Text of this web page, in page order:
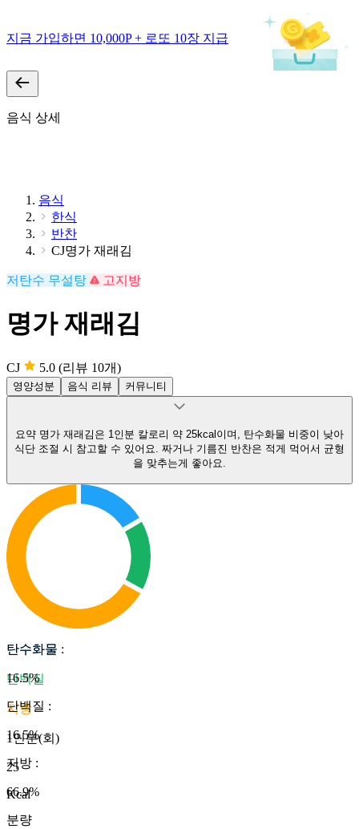
지금 가입하면 10,000P + 로또 10장 지급
음식 상세
음식
한식
반찬
CJ명가 재래김
저탄수 무설탕 고지방
명가 재래김
CJ 5.0 (리뷰 10개)
영양성분 음식 리뷰 커뮤니티
요약 명가 재래김은 1인분 칼로리 약 25kcal이며, 탄수화물 비중이 낮아
식단 조절 시 참고할 수 있어요. 짜거나 기름진 반찬은 적게 먹어서 균형
을 맞추는게 좋아요.
탄수화물
단백질
지방
1인분(회)
25
Kcal
탄수화물 :
16.5%
단백질 :
16.5%
지방 :
66.9%
분량